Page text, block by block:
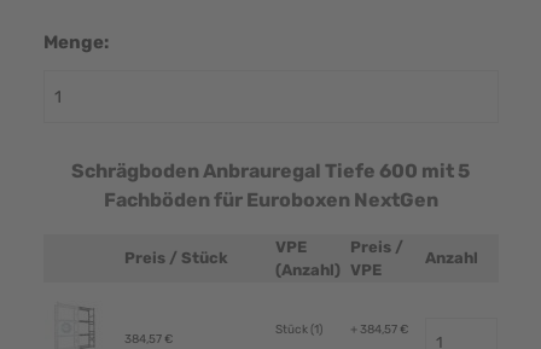
Menge:
Schrägboden Anbrauregal Tiefe 600 mit 5
Fachböden für Euroboxen NextGen
Produktbild
Preis / Stück
VPE
(Anzahl)
Preis /
VPE
Anzahl
384,57 €
Stück (1) + 384,57 €